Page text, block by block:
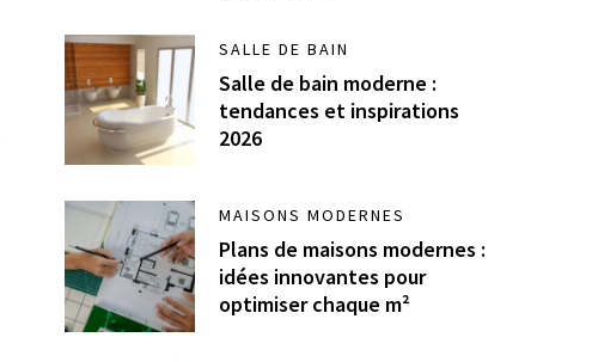
SALLE DE BAIN
Salle de bain moderne :
tendances et inspirations
2026
MAISONS MODERNES
Plans de maisons modernes :
idées innovantes pour
optimiser chaque m²